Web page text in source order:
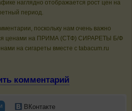
наглядно отображается рост цен на
период.
поскольку нам очень важно
ценами на ПРИМА (СТФ) СИРАРЕТЫ Б/Ф
на сигареты вместе с tabacum.ru
комментарий
ВКонтакте